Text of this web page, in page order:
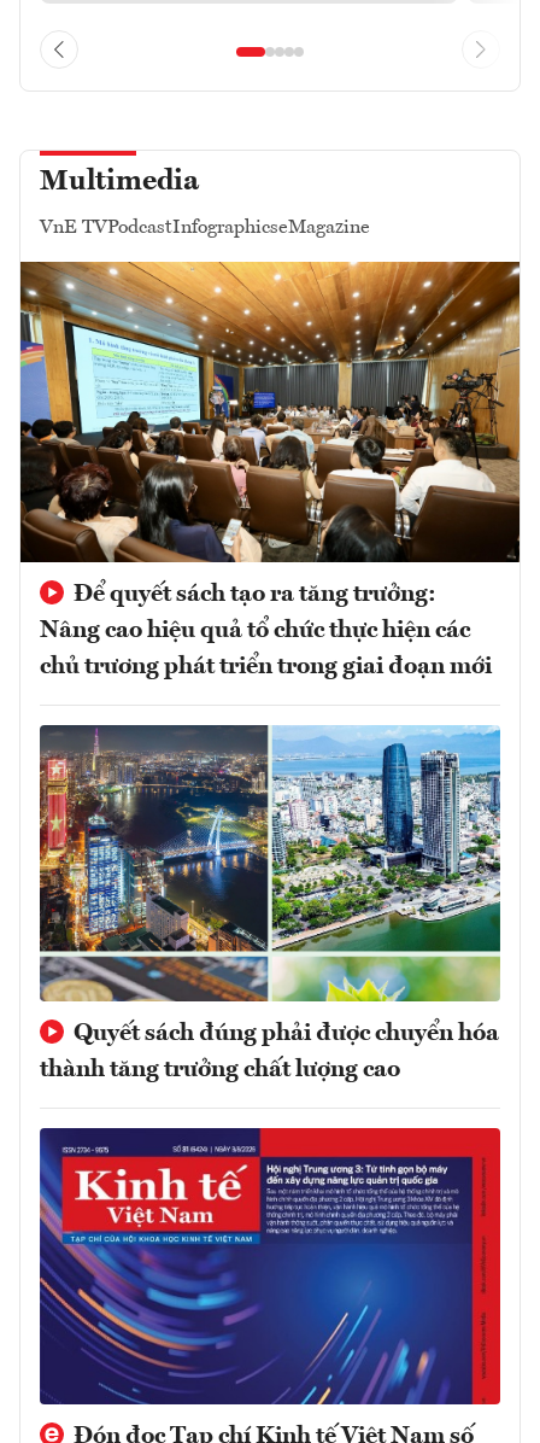
Multimedia
VnE TVPodcastInfographicseMagazine
Để quyết sách tạo ra tăng trưởng:
Nâng cao hiệu quả tổ chức thực hiện các
chủ trương phát triển trong giai đoạn mới
Quyết sách đúng phải được chuyển hóa
thành tăng trưởng chất lượng cao
Đón đọc Tạp chí Kinh tế Việt Nam số